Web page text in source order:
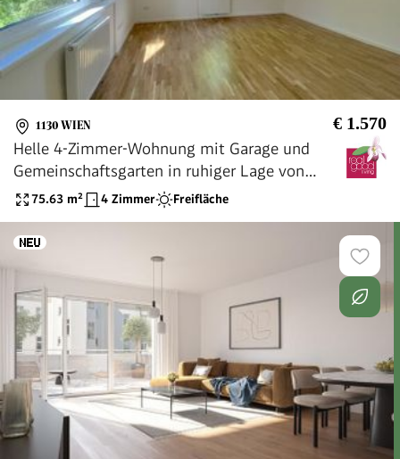
1130 WIEN € 1.570
Helle 4-Zimmer-Wohnung mit Garage und
Gemeinschaftsgarten in ruhiger Lage von
Hietzing
75.63 m² 4 Zimmer Freifläche